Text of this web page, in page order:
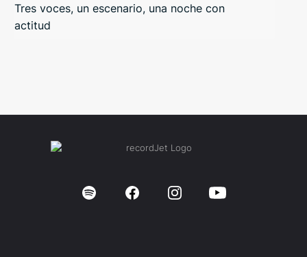
Tres voces, un escenario, una noche con
actitud